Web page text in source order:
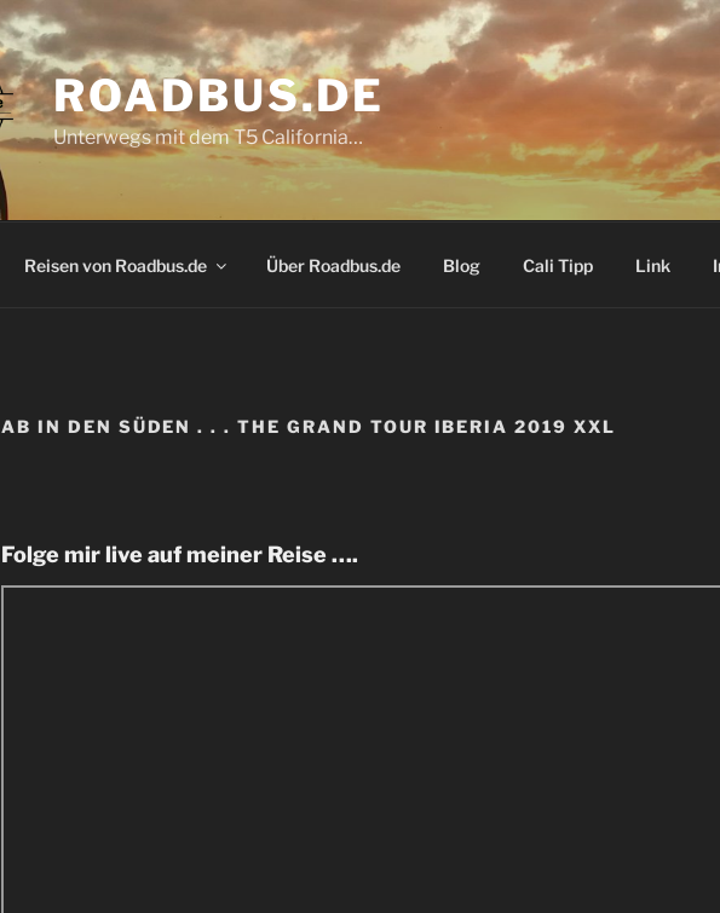
ROADBUS.DE
Unterwegs mit dem T5 California…
Reisen von Roadbus.de Über Roadbus.de Blog Cali Tipp Link
AB IN DEN SÜDEN . . . THE GRAND TOUR IBERIA 2019 XXL
Folge mir live auf meiner Reise ….